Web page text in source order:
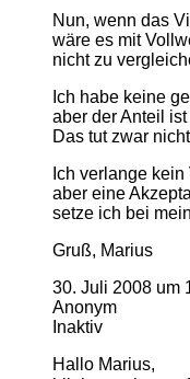
Nun, wenn das
wäre es mit
nicht zu
Ich habe keine
aber der Anteil
Das tut zwar
Ich verlange
aber eine
setze ich bei
Gruß, Marius
30. Juli 2008 um
Anonym
Inaktiv
Hallo Marius,